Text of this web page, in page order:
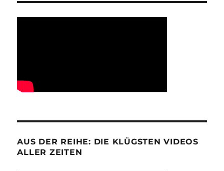
AUS DER REIHE: DIE KLÜGSTEN VIDEOS
ALLER ZEITEN